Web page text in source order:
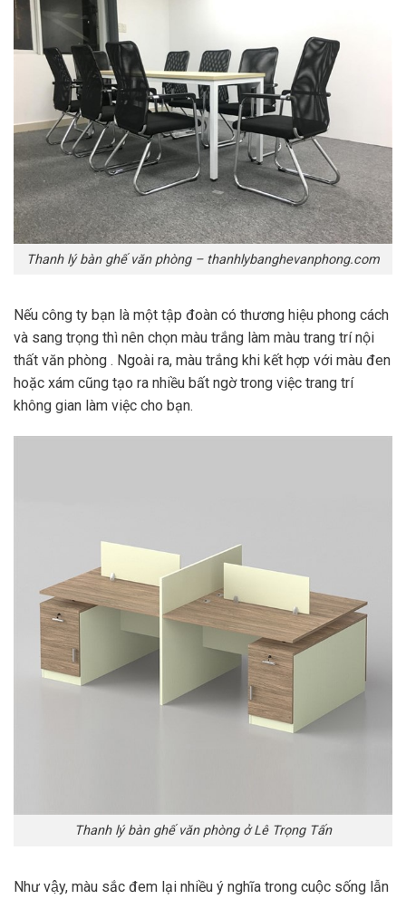
Thanh lý bàn ghế văn phòng – thanhlybanghevanphong.com
Nếu công ty bạn là một tập đoàn có thương hiệu phong cách
và sang trọng thì nên chọn màu trắng làm màu trang trí nội
thất văn phòng . Ngoài ra, màu trắng khi kết hợp với màu đen
hoặc xám cũng tạo ra nhiều bất ngờ trong việc trang trí
không gian làm việc cho bạn.
Thanh lý bàn ghế văn phòng ở Lê Trọng Tấn
Như vậy, màu sắc đem lại nhiều ý nghĩa trong cuộc sống lẫn